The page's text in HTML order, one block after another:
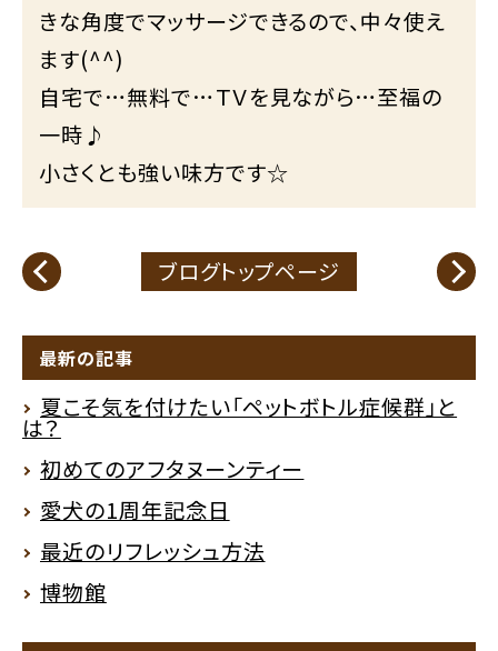
きな角度でマッサージできるので、中々使え
ます(^^)
自宅で…無料で…ＴＶを見ながら…至福の
一時♪
小さくとも強い味方です☆
ブログトップページ
最新の記事
夏こそ気を付けたい「ペットボトル症候群」と
は？
初めてのアフタヌーンティー
愛犬の1周年記念日
最近のリフレッシュ方法
博物館